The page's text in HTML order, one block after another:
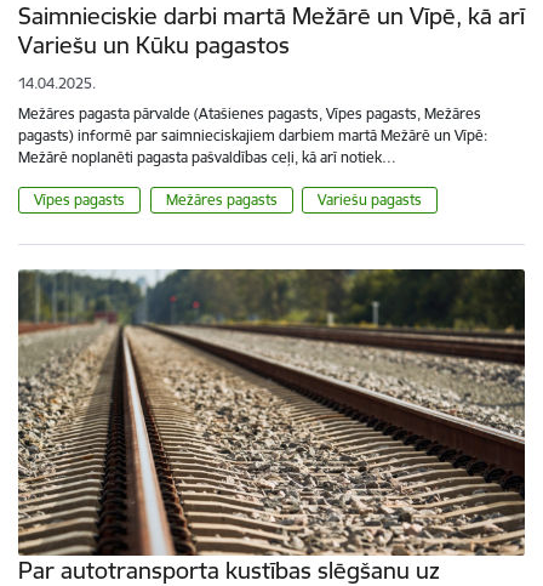
Saimnieciskie darbi martā Mežārē un Vīpē, kā arī
Variešu un Kūku pagastos
14.04.2025.
Mežāres pagasta pārvalde (Atašienes pagasts, Vīpes pagasts, Mežāres
pagasts) informē par saimnieciskajiem darbiem martā Mežārē un Vīpē:
Mežārē noplanēti pagasta pašvaldības ceļi, kā arī notiek…
Vīpes pagasts Mežāres pagasts Variešu pagasts
Par autotransporta kustības slēgšanu uz